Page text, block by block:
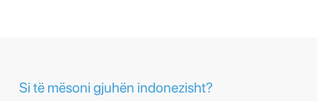
Si të mësoni gjuhën indonezisht?